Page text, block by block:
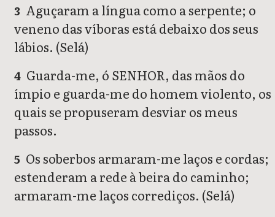
3 Aguçaram a língua como a serpente; o
veneno das víboras está debaixo dos seus
lábios. (Selá)
4 Guarda-me, ó SENHOR, das mãos do
ímpio e guarda-me do homem violento, os
quais se propuseram desviar os meus
passos.
5 Os soberbos armaram-me laços e cordas;
estenderam a rede à beira do caminho;
armaram-me laços corrediços. (Selá)